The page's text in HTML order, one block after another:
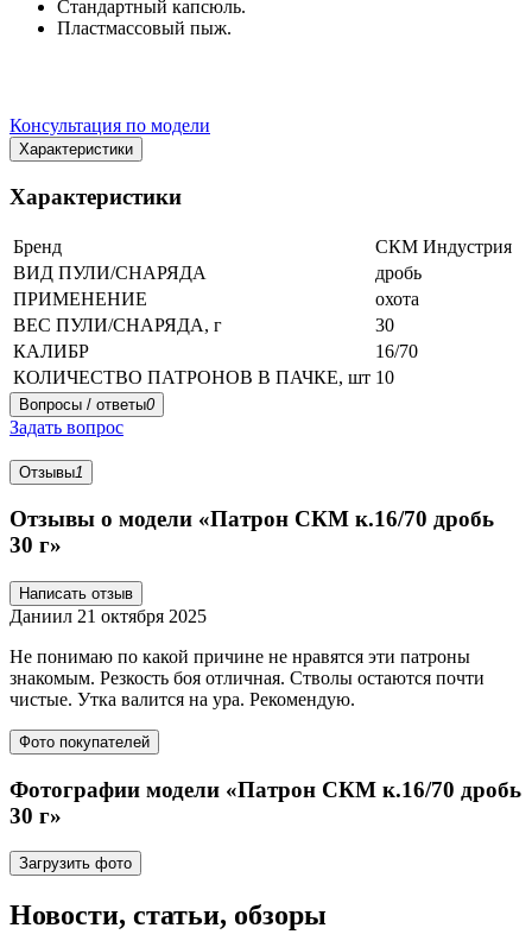
Стандартный капсюль.
Пластмассовый пыж.
Консультация по модели
Характеристики
Характеристики
Бренд
СКМ Индустрия
ВИД ПУЛИ/СНАРЯДА
дробь
ПРИМЕНЕНИЕ
охота
ВЕС ПУЛИ/СНАРЯДА, г
30
КАЛИБР
16/70
КОЛИЧЕСТВО ПАТРОНОВ В ПАЧКЕ, шт 10
Вопросы / ответы0
Задать вопрос
Отзывы1
Отзывы о модели «Патрон СКМ к.16/70 дробь
30 г»
Написать отзыв
Даниил 21 октября 2025
Не понимаю по какой причине не нравятся эти патроны
знакомым. Резкость боя отличная. Стволы остаются почти
чистые. Утка валится на ура. Рекомендую.
Фото покупателей
Фотографии модели «Патрон СКМ к.16/70 дробь
30 г»
Загрузить фото
Новости, статьи, обзоры